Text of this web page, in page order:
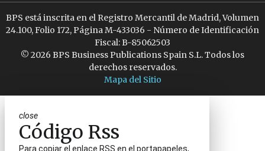
BPS está inscrita en el Registro Mercantil de Madrid, Volumen
24.100, Folio 172, Página M-433036 - Número de Identificación
Fiscal: B-85062503
© 2026 BPS Business Publications Spain S.L. Todos los
derechos reservados.
Mapa del Sitio
close
Código Rss
Para copiar el enlace RSS en el portapapeles,